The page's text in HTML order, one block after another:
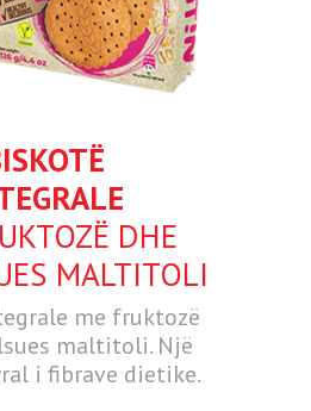
DHE
MALTITOLI
me fruktozë
maltitoli. Një
i fibrave dietike.